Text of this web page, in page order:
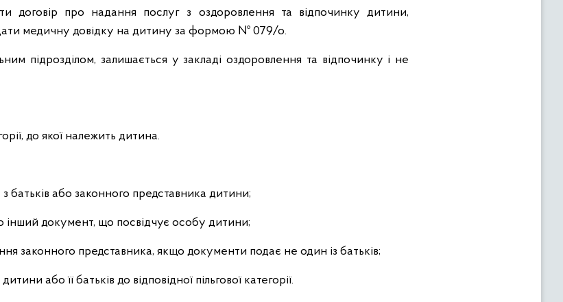
договір про надання послуг з оздоровлення та відпочинку дитини,
медичну довідку на дитину за формою № 079/о.
підрозділом, залишається у закладі оздоровлення та відпочинку і не
до якої належить дитина.
батьків або законного представника дитини;
документ, що посвідчує особу дитини;
законного представника, якщо документи подає не один із батьків;
або її батьків до відповідної пільгової категорії.